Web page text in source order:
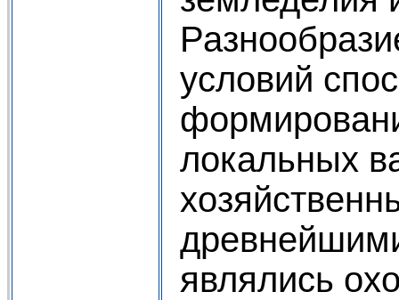
условий
локальных
являлись